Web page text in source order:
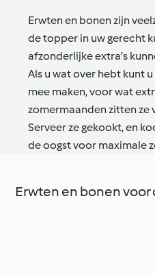
Erwten en bonen zijn
de topper in uw gerecht
afzonderlijke extra’s
Als u wat over hebt kunt
mee maken, voor wat
zomermaanden zitten ze
Serveer ze gekookt, en
de oogst voor maximale
Erwten en bonen